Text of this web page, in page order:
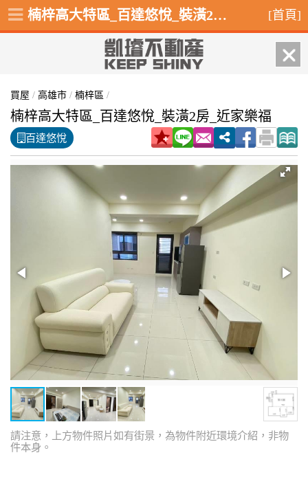
買屋 / 高雄市 / 楠梓區 /
楠梓高大特區_百達悠悅_裝潢2房_近家樂福
百達悠悅
請注意，上方物件照片如有街景，為物件附近環境介紹，非物
件本身。
楠梓高大特區_百達悠悅_裝潢2房_近家樂福,楠梓區大學二十二街 [首頁]